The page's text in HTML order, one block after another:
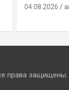
04.08.2026
права защищены.